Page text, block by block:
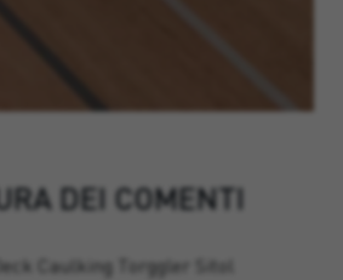
DEI COMENTI
Caulking Torggler Sitol